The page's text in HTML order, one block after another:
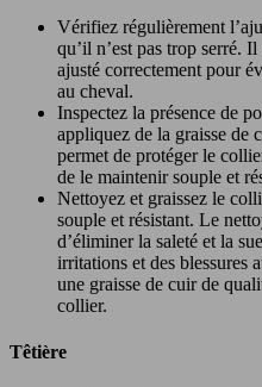
Vérifiez régulièrement
qu’il n’est pas trop serré.
ajusté correctement pour
au cheval.
Inspectez la présence de
appliquez de la graisse de
permet de protéger le
de le maintenir souple et
Nettoyez et graissez le
souple et résistant. Le
d’éliminer la saleté et la
irritations et des blessures
une graisse de cuir de
collier.
Têtière